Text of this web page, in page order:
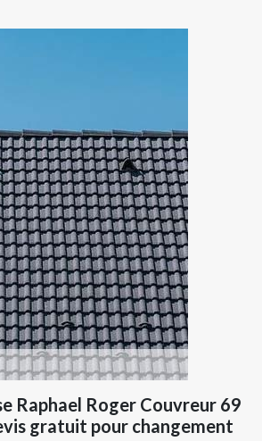
Raphael Roger Couvreur 69
gratuit pour changement